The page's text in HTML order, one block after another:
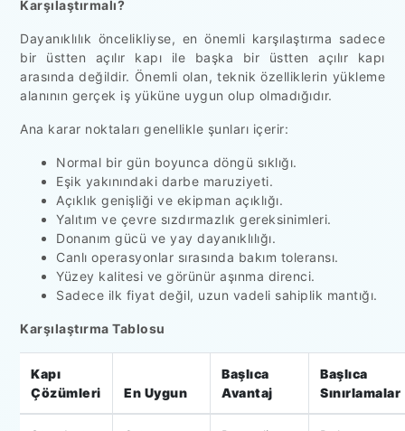
Karşılaştırmalı?
Dayanıklılık öncelikliyse, en önemli karşılaştırma sadece
bir üstten açılır kapı ile başka bir üstten açılır kapı
arasında değildir. Önemli olan, teknik özelliklerin yükleme
alanının gerçek iş yüküne uygun olup olmadığıdır.
Ana karar noktaları genellikle şunları içerir:
Normal bir gün boyunca döngü sıklığı.
Eşik yakınındaki darbe maruziyeti.
Açıklık genişliği ve ekipman açıklığı.
Yalıtım ve çevre sızdırmazlık gereksinimleri.
Donanım gücü ve yay dayanıklılığı.
Canlı operasyonlar sırasında bakım toleransı.
Yüzey kalitesi ve görünür aşınma direnci.
Sadece ilk fiyat değil, uzun vadeli sahiplik mantığı.
Karşılaştırma Tablosu
Kapı
Çözümleri
En Uygun
Başlıca
Avantaj
Başlıca
Sınırlamalar